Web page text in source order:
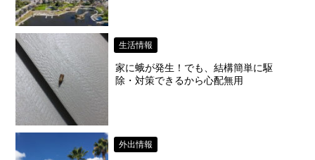
生活情報
家に蛾が発生！でも、結構簡単に駆
除・対策できるから心配無用
外出情報